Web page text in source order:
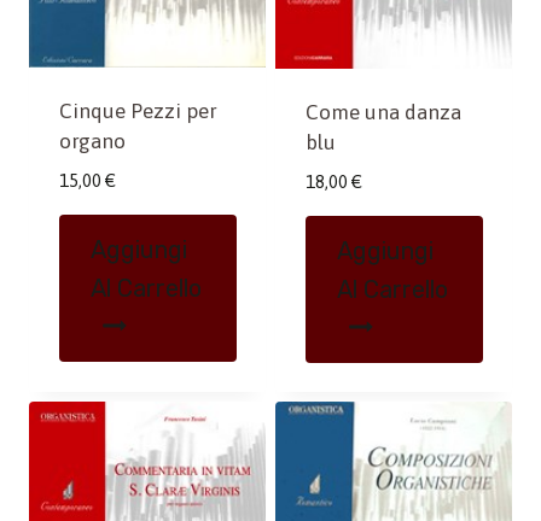
Cinque Pezzi per
organo
15,00 €
Aggiungi
Al Carrello
Come una danza
blu
18,00 €
Aggiungi
Al Carrello